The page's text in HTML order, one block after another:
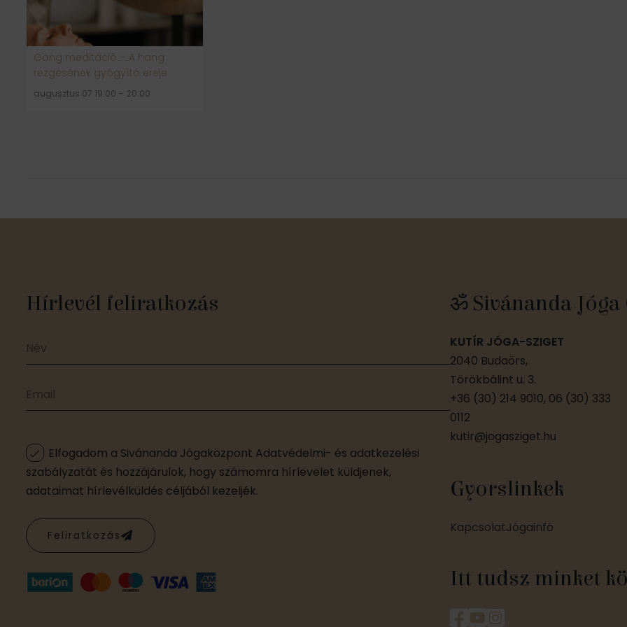
Gong meditáció – A hang
rezgésének gyógyító ereje
augusztus 07 19:00 - 20:00
Hírlevél feliratkozás
Elfogadom a Sivánanda Jógaközpont Adatvédelmi- és adatkezelési
szabályzatát és hozzájárulok, hogy számomra hírlevelet küldjenek,
adataimat hírlevélküldés céljából kezeljék.
Feliratkozás
ॐ Sivánanda Jóga
KUTÍR JÓGA-SZIGET
2040 Budaörs,
Törökbálint u. 3.
+36 (30) 214 9010, 06 (30) 333
0112
kutir@jogasziget.hu
Gyorslinkek
KapcsolatJógainfó
Itt tudsz minket